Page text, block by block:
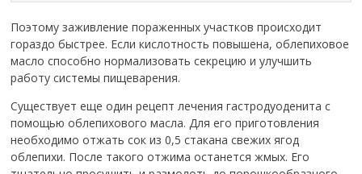
Поэтому заживление пораженных участков происходит
гораздо быстрее. Если кислотность повышена, облепиховое
масло способно нормализовать секрецию и улучшить
работу системы пищеварения.
Существует еще один рецепт лечения гастродуоденита с
помощью облепихового масла. Для его приготовления
необходимо отжать сок из 0,5 стакана свежих ягод
облепихи. После такого отжима останется жмых. Его